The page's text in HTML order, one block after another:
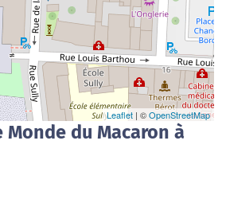
Leaflet | ©OpenStreetMap
Monde du Macaron à